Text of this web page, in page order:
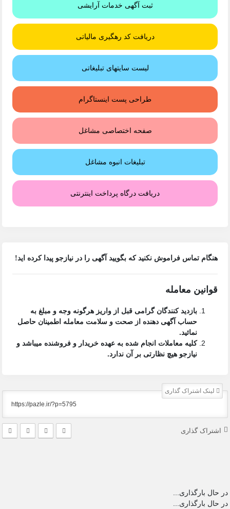
ثبت آگهی خدمات آرایشی
دریافت کد رهگیری مالیاتی
لیست سایتهای تبلیغاتی
طراحی پست اینستاگرام
صفحه اختصاصی مشاغل
تبلیغات انبوه مشاغل
دریافت درگاه پرداخت اینترنتی
هنگام تماس فراموش نکنید که بگویید آگهی را درنیازجوپیدا کرده اید!
قوانین معامله
بازدید کنندگان گرامی قبل از واریز هرگونه وجه و مبلغ به
حساب آگهی دهنده از صحت و سلامت معامله اطمینان حاصل
نمائید.
کلیه معاملات انجام شده به عهده خریدار و فروشنده میباشد و
نیازجو هیچ نظارتی بر آن ندارد.
لینک اشتراک گذاری
اشتراک گذاری
در حال بارگذاری...
در حال بارگذاری...